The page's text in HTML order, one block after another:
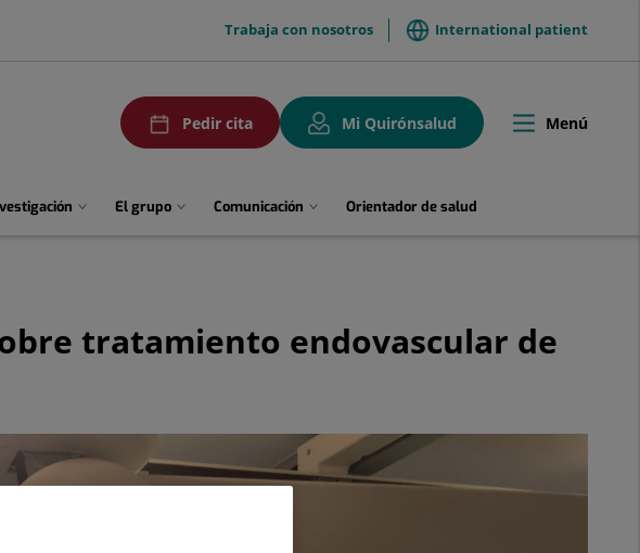
menuTop
Trabaja con nosotros International patient
menuPedirCita
Pedir cita
Mi Quirónsalud
Toggle
Menú
El grupo Comunicación Orientador de salud
tratamiento endovascular de